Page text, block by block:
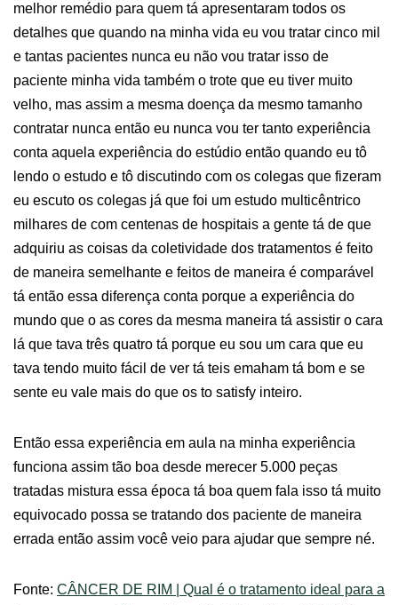
melhor remédio para quem tá apresentaram todos os
detalhes que quando na minha vida eu vou tratar cinco mil
e tantas pacientes nunca eu não vou tratar isso de
paciente minha vida também o trote que eu tiver muito
velho, mas assim a mesma doença da mesmo tamanho
contratar nunca então eu nunca vou ter tanto experiência
conta aquela experiência do estúdio então quando eu tô
lendo o estudo e tô discutindo com os colegas que fizeram
eu escuto os colegas já que foi um estudo multicêntrico
milhares de com centenas de hospitais a gente tá de que
adquiriu as coisas da coletividade dos tratamentos é feito
de maneira semelhante e feitos de maneira é comparável
tá então essa diferença conta porque a experiência do
mundo que o as cores da mesma maneira tá assistir o cara
lá que tava três quatro tá porque eu sou um cara que eu
tava tendo muito fácil de ver tá teis emaham tá bom e se
sente eu vale mais do que os to satisfy inteiro.
Então essa experiência em aula na minha experiência
funciona assim tão boa desde merecer 5.000 peças
tratadas mistura essa época tá boa quem fala isso tá muito
equivocado possa se tratando dos paciente de maneira
errada então assim você veio para ajudar que sempre né.
Fonte: CÂNCER DE RIM | Qual é o tratamento ideal para a